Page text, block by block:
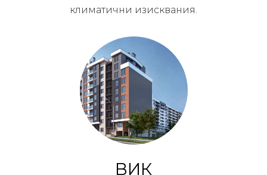
климатични изисквания.
ВИК